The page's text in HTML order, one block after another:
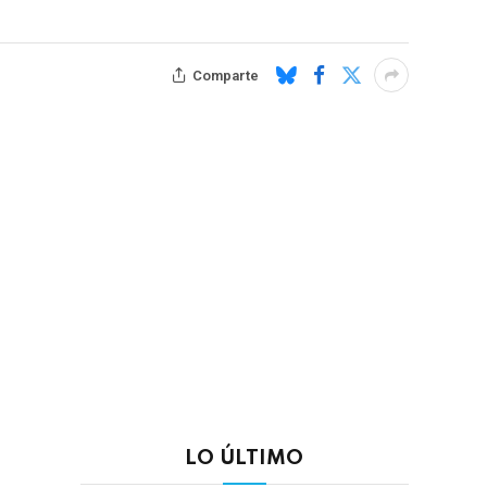
Comparte
LO ÚLTIMO